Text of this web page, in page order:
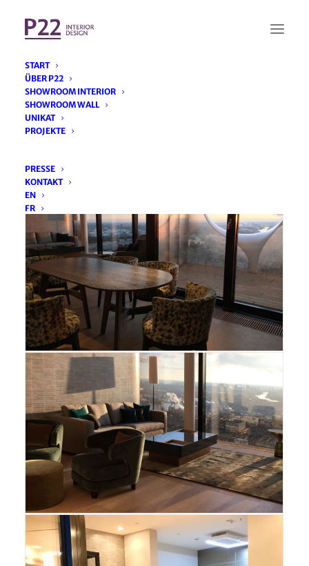
START
ÜBER P22
SHOWROOM INTERIOR
SHOWROOM WALL
UNIKAT
PROJEKTE
PRESSE
KONTAKT
EN
FR
Apartment